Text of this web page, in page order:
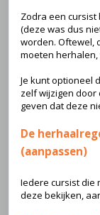
Zodra een
(deze was dus
worden. Oftewel,
moeten
Je kunt optioneel
zelf wijzigen
geven dat deze
De
(aanpassen)
Iedere cursist die
deze bekijken,